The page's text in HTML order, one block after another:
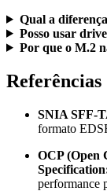
Qual a
Posso usar
Por que o M.2
SNIA SFF-
formato
OCP (Open
performance